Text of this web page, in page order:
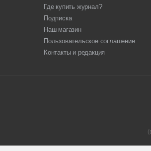
Где купить журнал?
Подписка
Наш магазин
Пользовательское соглашение
Контакты и редакция